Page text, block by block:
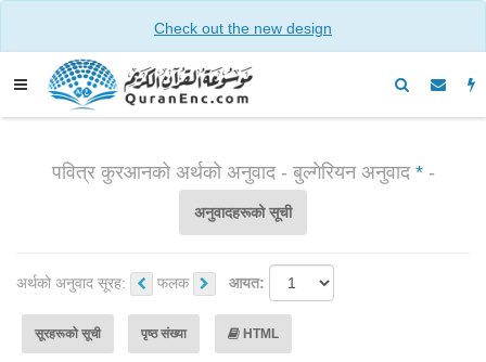
Check out the new design
पवित्र कुरआनको अर्थको अनुवाद - बुल्गेरियन अनुवाद *-
अनुवादहरूको सूची
अर्थको अनुवाद सूरह: फलक आयत:
सूरहरूको सूची पृष्ठ संख्या HTML